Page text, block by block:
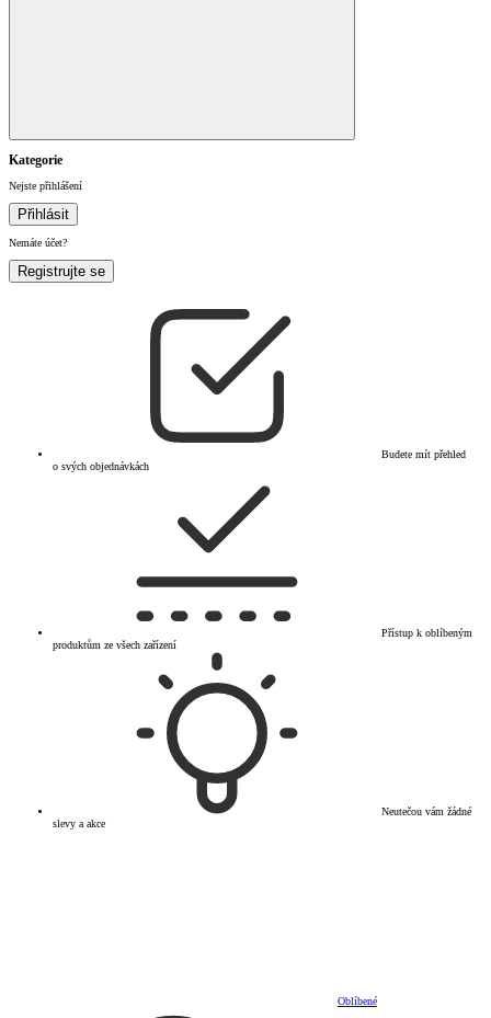
Kategorie
Nejste přihlášení
Přihlásit
Nemáte účet?
Registrujte se
Budete mít přehled
o svých objednávkách
Přístup k oblíbeným
produktům ze všech zařízení
Neutečou vám žádné
slevy a akce
Oblíbené